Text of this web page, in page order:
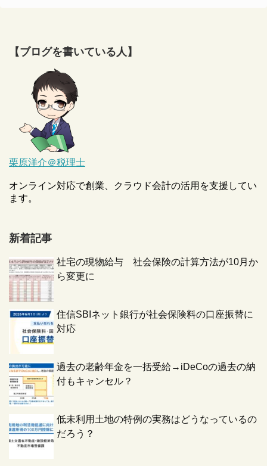
【ブログを書いている人】
栗原洋介＠税理士
オンライン対応で創業、クラウド会計の活用を支援してい
ます。
新着記事
社宅の現物給与 社会保険の計算方法が10月か
ら変更に
住信SBIネット銀行が社会保険料の口座振替に
対応
過去の老齢年金を一括受給→iDeCoの過去の納
付もキャンセル？
低未利用土地の特例の実務はどうなっているの
だろう？